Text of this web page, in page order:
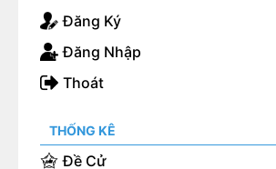
Hình như ta đúng là từng ngủ với
hai chân!
Đăng Ký
Đăng Nhập
Thoát
THỐNG KÊ
Đề Cử